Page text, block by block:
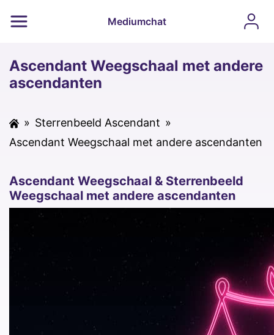
Mediumchat
Ascendant Weegschaal met andere
ascendanten
» Sterrenbeeld Ascendant »
Ascendant Weegschaal met andere ascendanten
Ascendant Weegschaal & Sterrenbeeld
Weegschaal met andere ascendanten